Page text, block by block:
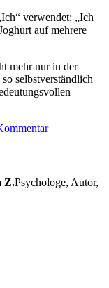
verwendet: „Ich
auf mehrere
mehr nur in der
selbstverständlich
Z.Psychologe, Autor,